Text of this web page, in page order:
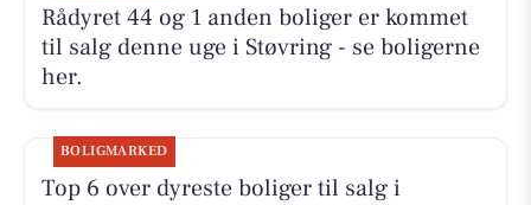
Rådyret 44 og 1 anden boliger er kommet
til salg denne uge i Støvring - se boligerne
her.
BOLIGMARKED
Top 6 over dyreste boliger til salg i